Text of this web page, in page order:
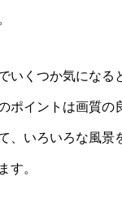
いくつか気になる
ポイントは画質の
、いろいろな風景
す。